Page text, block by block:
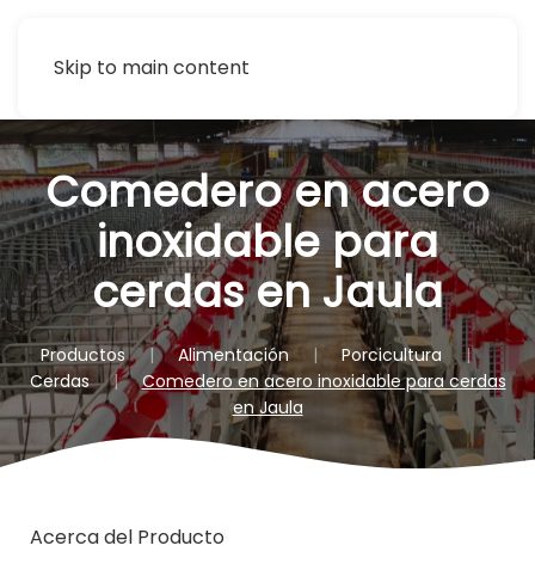
Skip to main content
Comedero en acero
inoxidable para
cerdas en Jaula
Productos Alimentación
Porcicultura
Cerdas
Comedero en acero inoxidable para cerdas
en Jaula
Acerca del Producto